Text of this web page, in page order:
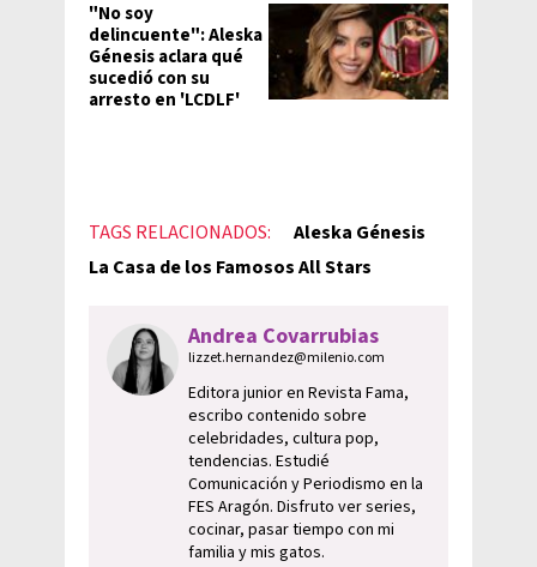
"No soy
delincuente": Aleska
Génesis aclara qué
sucedió con su
arresto en 'LCDLF'
TAGS RELACIONADOS:
Aleska Génesis
La Casa de los Famosos All Stars
Andrea Covarrubias
lizzet.hernandez@milenio.com
Editora junior en Revista Fama,
escribo contenido sobre
celebridades, cultura pop,
tendencias. Estudié
Comunicación y Periodismo en la
FES Aragón. Disfruto ver series,
cocinar, pasar tiempo con mi
familia y mis gatos.